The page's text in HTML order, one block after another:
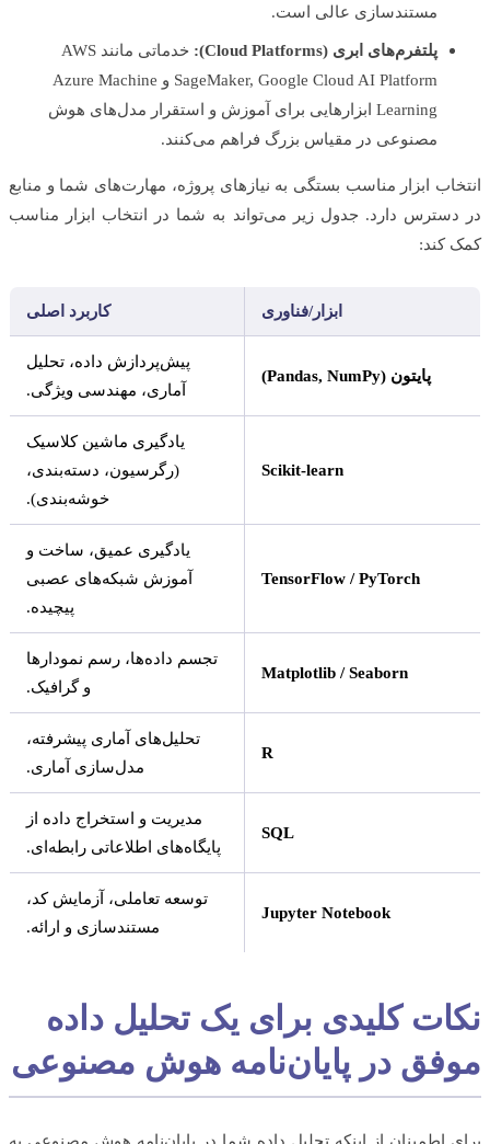
مستندسازی عالی است.
پلتفرم‌های ابری (Cloud Platforms):
خدماتی مانند AWS
SageMaker, Google Cloud AI Platform و Azure Machine
Learning ابزارهایی برای آموزش و استقرار مدل‌های هوش
مصنوعی در مقیاس بزرگ فراهم می‌کنند.
ابزار مناسب بستگی به نیازهای پروژه، مهارت‌های شما و منابع
دارد. جدول زیر می‌تواند به شما در انتخاب ابزار مناسب
ابزار/فناوری کاربرد اصلی
پایتون (Pandas, NumPy)
پیش‌پردازش داده، تحلیل
آماری، مهندسی ویژگی.
Scikit-learn
یادگیری ماشین کلاسیک
(رگرسیون، دسته‌بندی،
خوشه‌بندی).
TensorFlow / PyTorch
یادگیری عمیق، ساخت و
آموزش شبکه‌های عصبی
پیچیده.
Matplotlib / Seaborn
تجسم داده‌ها، رسم نمودارها
و گرافیک.
تحلیل‌های آماری پیشرفته،
مدل‌سازی آماری.
مدیریت و استخراج داده از
پایگاه‌های اطلاعاتی رابطه‌ای.
Jupyter Notebook
توسعه تعاملی، آزمایش کد،
مستندسازی و ارائه.
کلیدی برای یک تحلیل داده
در پایان‌نامه هوش مصنوعی